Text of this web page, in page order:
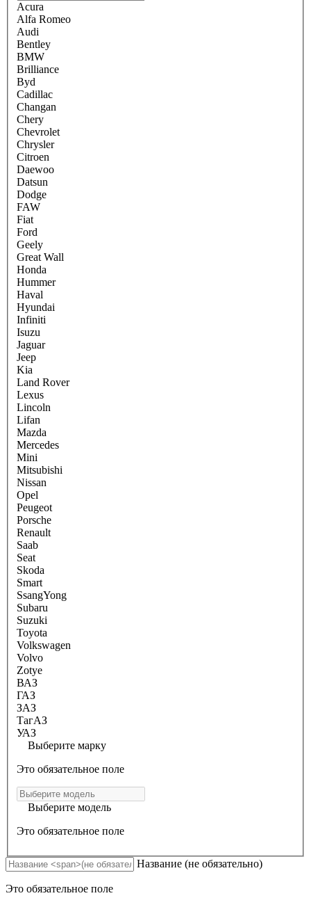
Acura
Alfa Romeo
Audi
Bentley
BMW
Brilliance
Byd
Cadillac
Changan
Chery
Chevrolet
Chrysler
Citroen
Daewoo
Datsun
Dodge
FAW
Fiat
Ford
Geely
Great Wall
Honda
Hummer
Haval
Hyundai
Infiniti
Isuzu
Jaguar
Jeep
Kia
Land Rover
Lexus
Lincoln
Lifan
Mazda
Mercedes
Mini
Mitsubishi
Nissan
Opel
Peugeot
Porsche
Renault
Saab
Seat
Skoda
Smart
SsangYong
Subaru
Suzuki
Toyota
Volkswagen
Volvo
Zotye
ВАЗ
ГАЗ
ЗАЗ
ТагАЗ
УАЗ
Выберите марку
Это обязательное поле
Выберите модель
Это обязательное поле
Название (не обязательно)
Это обязательное поле